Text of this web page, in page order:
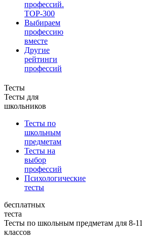
профессий.
TOP-300
Выбираем
профессию
вместе
Другие
рейтинги
профессий
Тесты
Тесты для
школьников
Тесты по
школьным
предметам
Тесты на
выбор
профессий
Психологические
тесты
бесплатных
теста
Тесты по школьным предметам для 8-11
классов